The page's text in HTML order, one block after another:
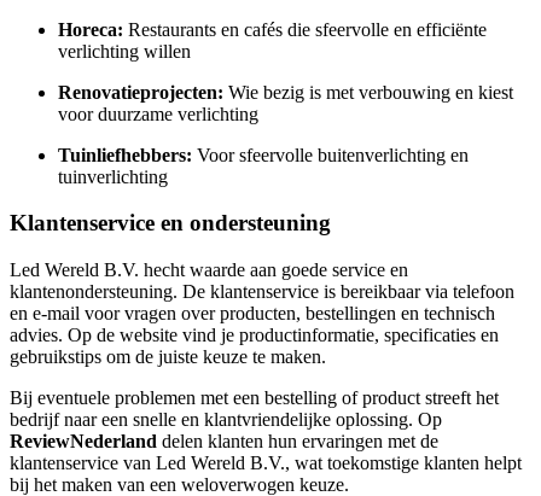
Horeca: Restaurants en cafés die sfeervolle en efficiënte
verlichting willen
Renovatieprojecten: Wie bezig is met verbouwing en kiest
voor duurzame verlichting
Tuinliefhebbers: Voor sfeervolle buitenverlichting en
tuinverlichting
Klantenservice en ondersteuning
Led Wereld B.V. hecht waarde aan goede service en
klantenondersteuning. De klantenservice is bereikbaar via telefoon
en e-mail voor vragen over producten, bestellingen en technisch
advies. Op de website vind je productinformatie, specificaties en
gebruikstips om de juiste keuze te maken.
Bij eventuele problemen met een bestelling of product streeft het
bedrijf naar een snelle en klantvriendelijke oplossing. Op
ReviewNederland delen klanten hun ervaringen met de
klantenservice van Led Wereld B.V., wat toekomstige klanten helpt
bij het maken van een weloverwogen keuze.